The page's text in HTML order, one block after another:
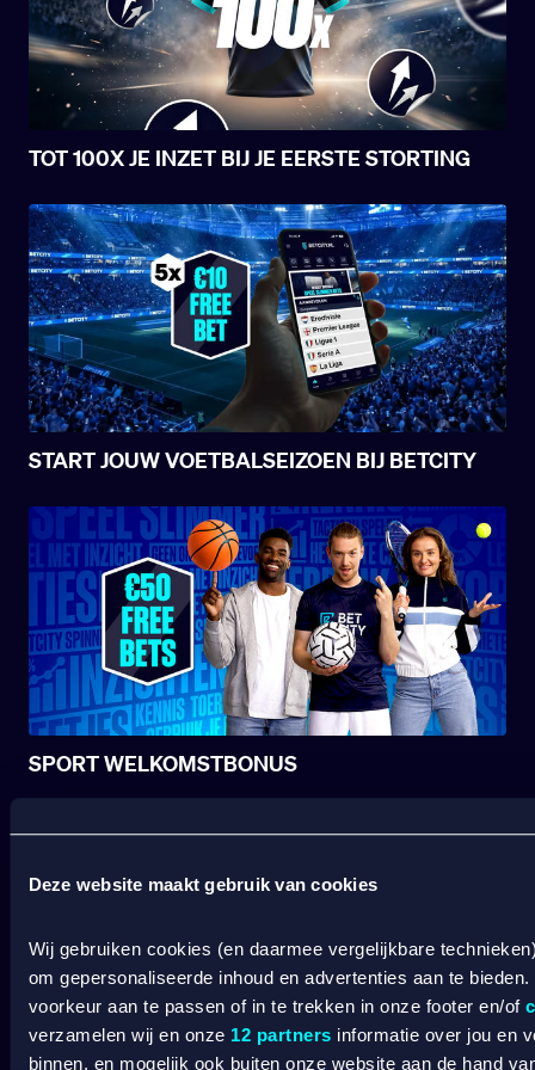
Deze website maakt gebruik van cookies
Wij gebruiken cookies (en daarmee vergelijkbare
om gepersonaliseerde inhoud en advertenties aan te
voorkeur aan te passen of in te trekken in onze footer en/of
verzamelen wij en onze 12 partners informatie over jou en
binnen, en mogelijk ook buiten onze website aan de hand
TOT 100X JE INZET BIJ JE EERSTE STORTING
START JOUW VOETBALSEIZOEN BIJ BETCITY
SPORT WELKOMSTBONUS
VERANTWOORD
BETCITY
SPORTSBOOK